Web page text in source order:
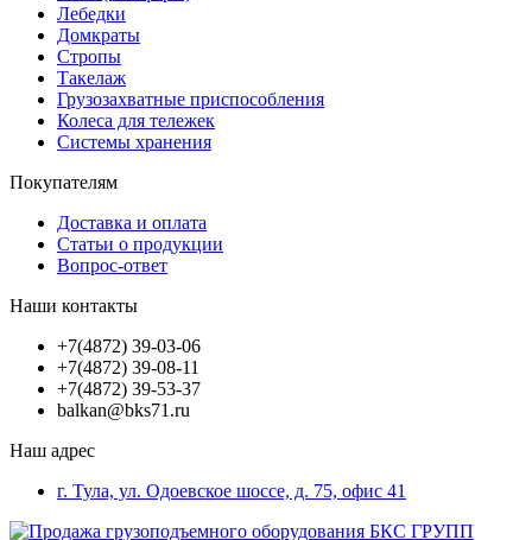
Лебедки
Домкраты
Стропы
Такелаж
Грузозахватные приспособления
Колеса для тележек
Системы хранения
Покупателям
Доставка и оплата
Статьи о продукции
Вопрос-ответ
Наши контакты
+7(4872) 39-03-06
+7(4872) 39-08-11
+7(4872) 39-53-37
balkan@bks71.ru
Наш адрес
г. Тула, ул. Одоевское шоссе, д. 75, офис 41